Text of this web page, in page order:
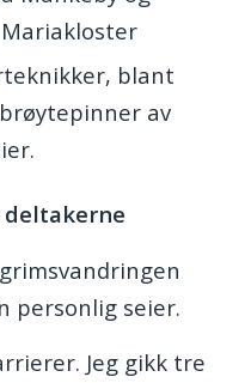
blant
av
personlig seier.
Jeg gikk tre